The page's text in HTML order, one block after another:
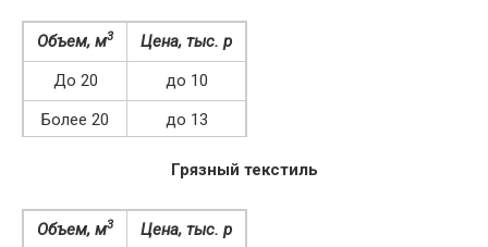
Объем, м3
Цена, тыс. р
До 20
до 10
Более 20
до 13
Грязный текстиль
Объем, м3 Цена, тыс. р